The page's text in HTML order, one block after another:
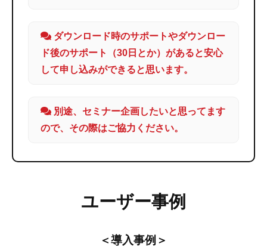
ダウンロード時のサポートやダウンロー
ド後のサポート（30日とか）があると安心
して申し込みができると思います。
別途、セミナー企画したいと思ってます
ので、その際はご協力ください。
ユーザー事例
＜導入事例＞